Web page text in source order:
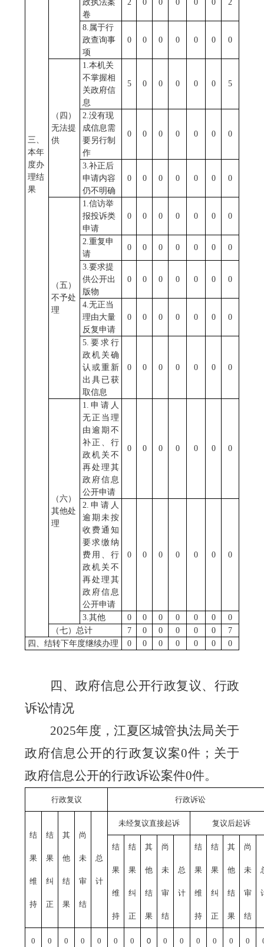
三、
本年
度办
理结
果
政执法案
卷
2 0 0 0 0 0 2
8.属于行
政查询事
项
0 0 0 0 0 0 0
（四）
无法提
供
1.本机关
不掌握相
关政府信
息
5 0 0 0 0 0 5
2.没有现
成信息需
要另行制
作
0 0 0 0 0 0 0
3.补正后
申请内容
仍不明确
0 0 0 0 0 0 0
（五）
不予处
理
1.信访举
报投诉类
申请
0 0 0 0 0 0 0
2.重复申
请
0 0 0 0 0 0 0
3.要求提
供公开出
版物
0 0 0 0 0 0 0
4.无正当
理由大量
反复申请
0 0 0 0 0 0 0
5.要求行
政机关确
认或重新
出具已获
取信息
0 0 0 0 0 0 0
（六）
其他处
理
1.申请人
无正当理
由逾期不
补正、行
政机关不
再处理其
政府信息
公开申请
0 0 0 0 0 0 0
2.申请人
逾期未按
收费通知
要求缴纳
费用、行
政机关不
再处理其
政府信息
公开申请
0 0 0 0 0 0 0
3.其他 0 0 0 0 0 0
0
（七）总计
7 0 0 0 0 0
7
四、结转下年度继续办理
0 0 0 0 0 0 0
四、政府信息公开行政复议、行政
诉讼情况
2025年度 ，江夏区城管执法局关于
政府信息公开的行政复议案0件；关于
政府信息公开的行政诉讼案件0件。
行政复议 行政诉讼
结
果
维
持
结
果
纠
正
其
他
结
果
尚
未
审
结
总
计
未经复议直接起诉 复议后起诉
结
果
维
持
结
果
纠
正
其
他
结
果
尚
未
审
结
总
计
结
果
维
持
结
果
纠
正
其
他
结
果
尚
未
审
结
0 0 0 0 0 0 0 0 0 0 0 0 0 0